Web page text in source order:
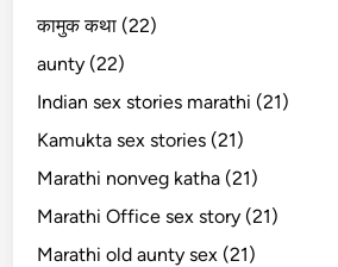
कामुक कथा (22)
aunty (22)
Indian sex stories marathi (21)
Kamukta sex stories (21)
Marathi nonveg katha (21)
Marathi Office sex story (21)
Marathi old aunty sex (21)